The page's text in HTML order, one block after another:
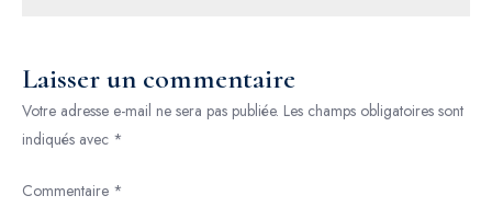
Laisser un commentaire
Votre adresse e-mail ne sera pas publiée. Les champs obligatoires sont
indiqués avec *
Commentaire *